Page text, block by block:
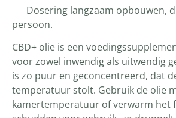
Dosering langzaam opbouwen,
persoon.
CBD+ olie is een
voor zowel inwendig als uitwendig
is zo puur en geconcentreerd, dat
temperatuur stolt. Gebruik de olie
kamertemperatuur of verwarm het